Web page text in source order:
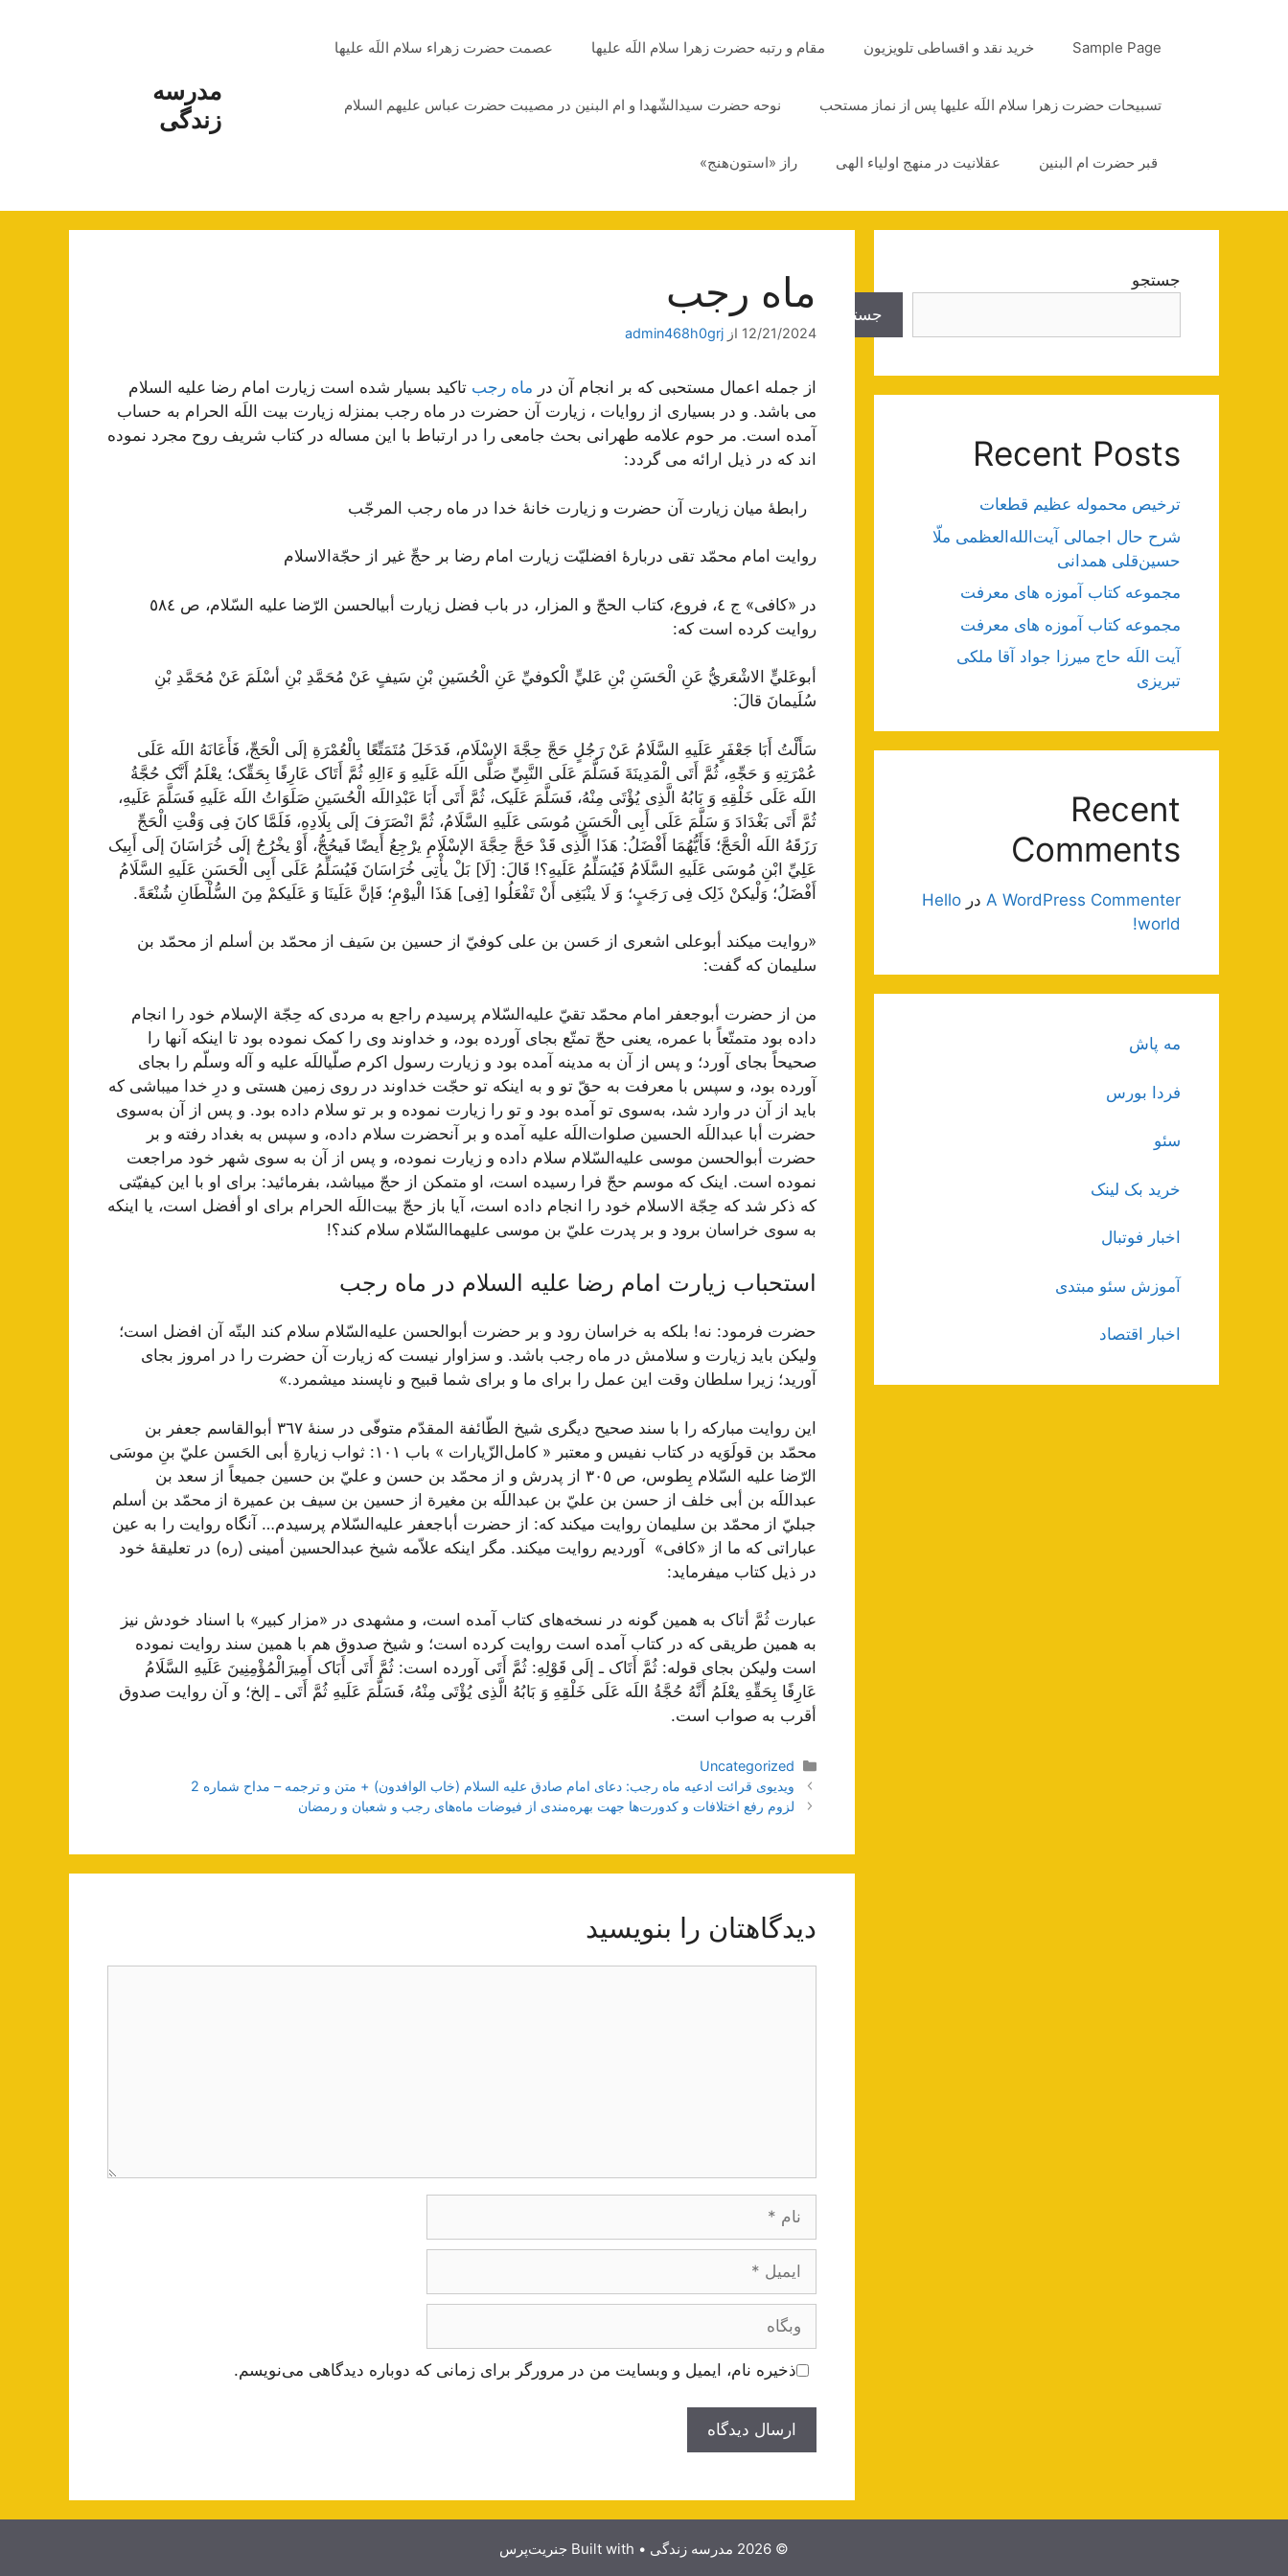
مدرسه
زندگی
Sample Page خرید نقد و اقساطی تلویزیون مقام و رتبه حضرت زهرا سلام اللَه علیها عصمت حضرت زهراء سلام اللَه علیها
تسبیحات حضرت زهرا سلام اللَه علیها پس از نماز مستحب نوحه حضرت سیدالشّهدا و ام البنین در مصیبت حضرت عباس علیهم السلام
قبر حضرت ام البنین عقلانیت در منهج اولیاء الهی راز «استون‌هنج»
ماه رجب
12/21/2024 از admin468h0grj
از جمله اعمال مستحبی که بر انجام آن در ماه رجب تاکید بسیار شده است زیارت امام رضا علیه السلام
می باشد. و در بسیاری از روایات ، زیارت آن حضرت در ماه رجب بمنزله زیارت بیت اللَه الحرام به حساب
آمده است. مر حوم علامه طهرانی بحث جامعی را در ارتباط با این مساله در کتاب شریف روح مجرد نموده
اند که در ذیل ارائه می گردد:
رابطۀ ميان‌ زيارت‌ آن حضرت‌ و زيارت‌ خانۀ خدا در ماه‌ رجب المرجّب‌
روايت‌ امام‌ محمّد تقی دربارۀ افضليّت‌ زيارت‌ امام‌ رضا بر حجِّ غير از حجّة‌الاسلام‌
در «کافی» ج‌ ٤، فروع‌، کتاب‌ الحجّ و المزار، در باب‌ فضل‌ زيارت‌ أبیالحسن‌ الرّضا عليه‌ السّلام‌، ص‌ ٥٨٤
روايت‌ کرده‌ است‌ که‌:
أبوعَليٍّ الاشْعَريُّ عَنِ الْحَسَنِ بْنِ عَليٍّ الْکوفيِّ عَنِ الْحُسَینِ بْنِ سَیفٍ عَنْ مُحَمَّدِ بْنِ أسْلَمَ عَنْ مُحَمَّدِ بْنِ
سُلَیمانَ قالَ:
سَأَلْتُ أَبَا جَعْفَرٍ عَلَیهِ السَّلَامُ عَنْ رَجُلٍ حَجَّ حِجَّةَ الإسْلَامِ، فَدَخَلَ مُتَمَتِّعًا بِالْعُمْرَةِ إلَی الْحَجِّ، فَأَعَانَهُ اللَه عَلَی
عُمْرَتِهِ وَ حَجِّهِ، ثُمَّ أَتَی الْمَدِينَةَ فَسَلَّمَ عَلَی النَّبِيِّ صَلَّی اللَه عَلَیهِ وَ ءَالِهِ ثُمَّ أَتَاک عَارِفًا بِحَقِّک؛ یعْلَمُ أَنَّک حُجَّةُ
اللَه عَلَی خَلْقِهِ وَ بَابُهُ الَّذِی يُؤْتَی مِنْهُ، فَسَلَّمَ عَلَیک، ثُمَّ أَتَی أَبَا عَبْدِاللَه الْحُسَینِ صَلَوَاتُ اللَه عَلَیهِ فَسَلَّمَ عَلَیهِ،
ثُمَّ أَتَی بَغْدَادَ وَ سَلَّمَ عَلَی أَبِی الْحَسَنِ مُوسَی عَلَیهِ السَّلَامُ، ثُمَّ انْصَرَفَ إلَی بِلَادِهِ، فَلَمَّا کانَ فِی وَقْتِ الْحَجِّ
رَزَقَهُ اللَه الْحَجَّ؛ فَأَيُّهُمَا أَفْضَلُ: هَذَا الَّذِی قَدْ حَجَّ حِجَّةَ الإسْلَامِ یرْجِعُ أَیضًا فَیحُجُّ، أَوْ یخْرُجُ إلَی خُرَاسَانَ إلَی أَبِيک
عَلِيِّ ابْنِ مُوسَی عَلَیهِ السَّلَامُ فَيُسَلِّمُ عَلَیهِ؟! قَالَ: [لَا] بَلْ یأْتِی خُرَاسَانَ فَيُسَلِّمُ عَلَی أَبِی الْحَسَنِ عَلَیهِ السَّلَامُ
أَفْضَلُ؛ وَلْیکنْ ذَلِک فِی رَجَبٍ؛ وَ لَا ینْبَغِی أَنْ تَفْعَلُوا [فِی] هَذَا الْیوْمِ؛ فَإنَّ عَلَینَا وَ عَلَیکمْ مِنَ السُّلْطَانِ شُنْعَةً.
«روايت‌ ميکند أبوعلی اشعری از حَسن‌ بن‌ علی کوفيّ از حسين‌ بن‌ سَيف‌ از محمّد بن‌ أسلم‌ از محمّد بن‌
سليمان‌ که‌ گفت‌:
من‌ از حضرت‌ أبوجعفر امام‌ محمّد تقيّ عليه‌السّلام‌ پرسيدم‌ راجع‌ به‌ مردی که‌ حِجّة‌ الإسلام‌ خود را انجام‌
داده‌ بود متمتّعاً با عمره‌، يعنی حجّ تمتّع‌ بجای آورده‌ بود، و خداوند وی را کمک‌ نموده‌ بود تا اينکه‌ آنها را
صحيحاً بجای آورد؛ و پس‌ از آن‌ به‌ مدينه‌ آمده‌ بود و زيارت‌ رسول‌ اکرم‌ صلّیاللَه‌ عليه‌ و آله‌ وسلّم‌ را بجای
آورده‌ بود، و سپس‌ با معرفت‌ به‌ حقّ تو و به‌ اينکه‌ تو حجّت‌ خداوند در روی زمين‌ هستی و درِ خدا میباشی که‌
بايد از آن‌ در وارد شد، به‌سوی تو آمده‌ بود و تو را زيارت‌ نموده‌ و بر تو سلام‌ داده‌ بود. و پس‌ از آن‌ به‌سوی
حضرت‌ أبا عبداللَه‌ الحسين‌ صلوات‌اللَه‌ عليه‌ آمده‌ و بر آنحضرت‌ سلام‌ داده‌، و سپس‌ به‌ بغداد رفته‌ و بر
حضرت‌ أبوالحسن‌ موسی عليه‌السّلام‌ سلام‌ داده‌ و زيارت‌ نموده‌، و پس‌ از آن‌ به‌ سوی شهر خود مراجعت‌
نموده‌ است‌. اينک‌ که‌ موسم‌ حجّ فرا رسيده‌ است‌، او متمکن‌ از حجّ ميباشد، بفرمائيد: برای او با اين‌ کيفيّتی
که‌ ذکر شد که‌ حِجّة‌ الاسلام‌ خود را انجام‌ داده‌ است‌، آيا باز حجّ بيت‌اللَه‌ الحرام‌ برای او أفضل‌ است‌، يا اينکه‌
به‌ سوی خراسان‌ برود و بر پدرت‌ عليّ بن‌ موسی عليهماالسّلام‌ سلام‌ کند؟!
استحباب زيارت امام رضا عليه السلام در ماه رجب
حضرت‌ فرمود: نه‌! بلکه‌ به‌ خراسان‌ رود و بر حضرت‌ أبوالحسن‌ عليه‌السّلام‌ سلام‌ کند البتّه‌ آن‌ افضل‌ است‌؛
وليکن‌ بايد زيارت‌ و سلامش‌ در ماه‌ رجب‌ باشد. و سزاوار نيست‌ که‌ زيارت‌ آن‌ حضرت‌ را در امروز بجای
آوريد؛ زيرا سلطان‌ وقت‌ اين‌ عمل‌ را برای ما و برای شما قبيح‌ و ناپسند میشمرد.»
اين‌ روايت‌ مبارکه‌ را با سند صحيح‌ ديگری شيخ‌ الطّائفة‌ المقدّم‌ متوفّی در سنۀ ٣٦٧ أبوالقاسم‌ جعفر بن‌
محمّد بن‌ قولَوَیه‌ در کتاب‌ نفيس‌ و معتبر « کامل‌الزّيارات‌ » باب‌ ١٠١: ثواب‌ زيارةِ أبی الحَسن‌ عليّ بنِ موسَی
الرّضا عليه‌ السّلام‌ بِطوس‌، ص‌ ٣٠٥ از پدرش‌ و از محمّد بن‌ حسن‌ و عليّ بن‌ حسين‌ جميعاً از سعد بن‌
عبداللَه‌ بن‌ أبی خلف‌ از حسن‌ بن‌ عليّ بن‌ عبداللَه‌ بن‌ مغيرة‌ از حسين‌ بن‌ سيف‌ بن‌ عميرة‌ از محمّد بن‌ أسلم‌
جبليّ از محمّد بن‌ سليمان‌ روايت‌ ميکند که‌: از حضرت‌ أباجعفر عليه‌السّلام‌ پرسيدم‌… آنگاه‌ روايت‌ را به‌ عين‌
عباراتی که‌ ما از «کافی» آورديم‌ روايت‌ ميکند. مگر اينکه‌ علاّمه‌ شيخ‌ عبدالحسين‌ أمينی (ره‌) در تعليقۀ خود
در ذيل‌ کتاب‌ ميفرمايد:
عبارت‌ ثُمَّ أتاک به‌ همين‌ گونه‌ در نسخه‌های کتاب‌ آمده‌ است‌، و مشهدی در «مزار کبير» با اسناد خودش‌ نيز
به‌ همين‌ طريقی که‌ در کتاب‌ آمده‌ است‌ روايت‌ کرده‌ است‌؛ و شيخ‌ صدوق‌ هم‌ با همين‌ سند روايت‌ نموده‌
است‌ وليکن‌ بجای قوله‌: ثُمَّ أَتَاک ـ إلَی قَوْلِهِ: ثُمَّ أَتَی آورده‌ است‌: ثُمَّ أَتَی أَبَاک أَمِيرَالْمُؤْمِنِينَ عَلَیهِ السَّلَامُ
عَارِفًا بِحَقِّهِ یعْلَمُ أَنَّهُ حُجَّةُ اللَه عَلَی خَلْقِهِ وَ بَابُهُ الَّذِی يُؤْتَی مِنْهُ، فَسَلَّمَ عَلَیهِ ثُمَّ أَتَی ـ إلخ‌؛ و آن‌ روايت‌ صدوق‌
أقرب‌ به‌ صواب‌ است‌.
دسته‌ها
Uncategorized
ناوبری
نوشته‌ها
ویدیوی قرائت ادعیه ماه رجب: دعای امام صادق علیه السلام (خاب الوافدون) + متن و ترجمه – مداح شماره 2
لزوم رفع اختلافات و کدورت‌ها جهت بهره‌مندی از فیوضات ماه‌های رجب و شعبان و رمضان
دیدگاهتان را بنویسید
ایمیل
وبگاه
ذخیره نام، ایمیل و وبسایت من در مرورگر برای زمانی که دوباره دیدگاهی می‌نویسم.
جستجو
جستجو
Recent Posts
ترخیص محموله عظیم قطعات
شرح حال اجمالی آیت‌الله‌العظمی ملّا
حسین‌قلی همدانی
مجموعه کتاب آموزه های معرفت
مجموعه کتاب آموزه های معرفت
آیت اللَه حاج میرزا جواد آقا ملکی
تبریزی
Recent
Comments
A WordPress Commenter در Hello
world!
مه پاش
فردا بورس
سئو
خرید بک لینک
اخبار فوتبال
آموزش سئو مبتدی
اخبار اقتصاد
© 2026 مدرسه زندگی • Built with جنریت‌پرس